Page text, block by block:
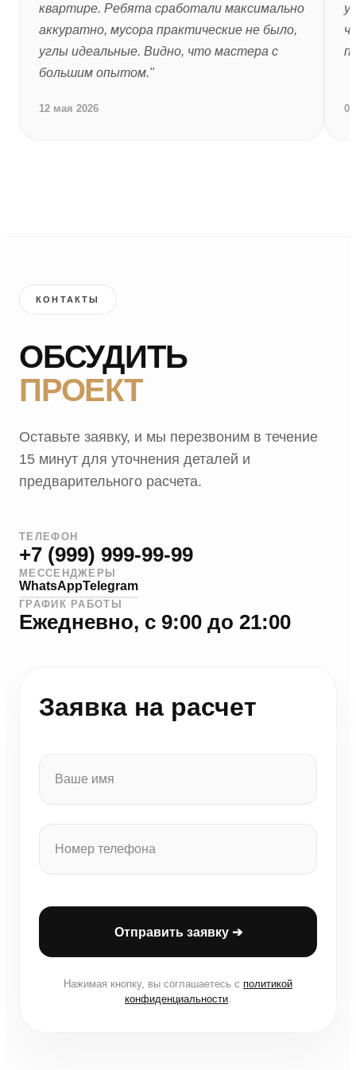
квартире. Ребята сработали максимально
аккуратно, мусора практические не было,
углы идеальные. Видно, что мастера с
большим опытом."
12 мая 2026
КОНТАКТЫ
ОБСУДИТЬ
ПРОЕКТ
Оставьте заявку, и мы перезвоним в течение
15 минут для уточнения деталей и
предварительного расчета.
ТЕЛЕФОН
+7 (999) 999-99-99
МЕССЕНДЖЕРЫ
WhatsAppTelegram
ГРАФИК РАБОТЫ
Ежедневно, с 9:00 до 21:00
Заявка на расчет
Ваше имя
Номер телефона
Отправить заявку ➔
Нажимая кнопку, вы соглашаетесь с политикой
конфиденциальности.